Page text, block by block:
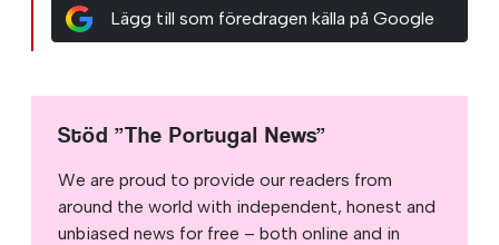
Lägg till som föredragen källa på Google
Stöd ”The Portugal News”
We are proud to provide our readers from
around the world with independent, honest and
unbiased news for free – both online and in